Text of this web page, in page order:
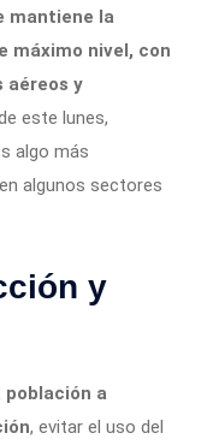
mantiene la
máximo nivel, con
aéreos y
este lunes,
algo más
algunos sectores
y
a
, evitar el uso del